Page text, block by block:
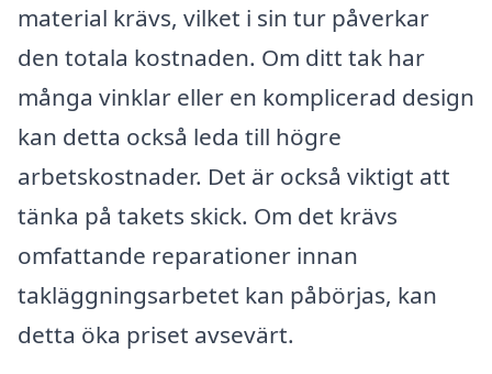
material krävs, vilket i sin tur påverkar
den totala kostnaden. Om ditt tak har
många vinklar eller en komplicerad design
kan detta också leda till högre
arbetskostnader. Det är också viktigt att
tänka på takets skick. Om det krävs
omfattande reparationer innan
takläggningsarbetet kan påbörjas, kan
detta öka priset avsevärt.